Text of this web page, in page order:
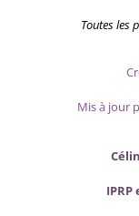
Toutes les
Misà jour
IPRP